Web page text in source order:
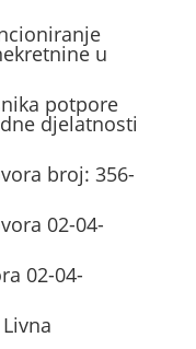
u
potpore
djelatnosti
broj: 356-
02-04-
02-04-